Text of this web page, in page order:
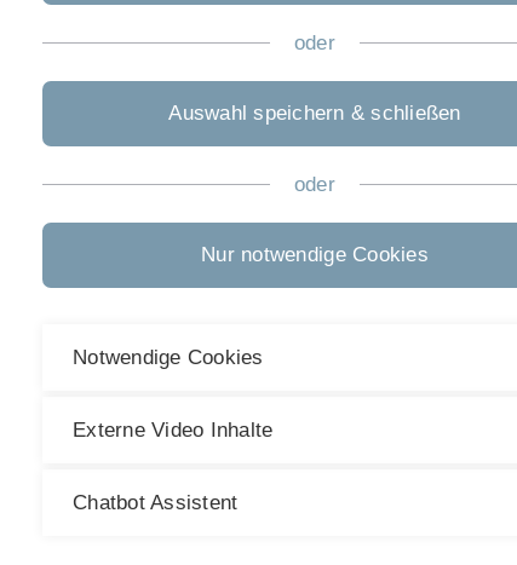
vier Abteilungen Anprechpartner für die Belange
Das Dezernat II unterstützt die Hochschulleitung in
im Hochschulzulassungsrecht, Prüfungsrecht,
neuer Studiengänge und Konzeption und Ausbau
Mehr...
und Serviceleistungen, die im
eines Arbeits- oder Beamtenverhältnisses stehen
Finanz- und Rechnungswesen der Universität im
für die externe und interne Rechnungslegung, für
Einkauf und die Betreuung der Dritt- und
der Universität zuständig.
sich mit fünf Fachabteilungen rund um die Uhr um
oder
Auswahl speichern & schließen
oder
Nur notwendige Cookies
Notwendige Cookies
Externe Video Inhalte
Chatbot Assistent